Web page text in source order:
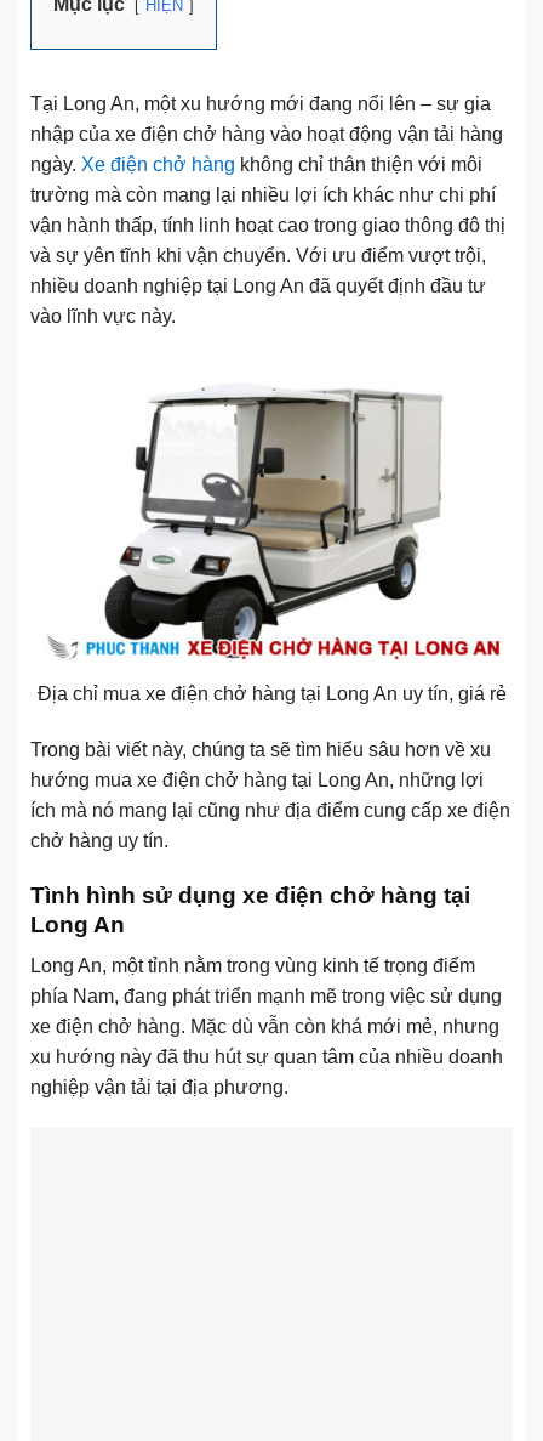
Mục lục HIỆN
Tại Long An, một xu hướng mới đang nổi lên – sự gia
nhập của xe điện chở hàng vào hoạt động vận tải hàng
ngày. Xe điện chở hàng không chỉ thân thiện với môi
trường mà còn mang lại nhiều lợi ích khác như chi phí
vận hành thấp, tính linh hoạt cao trong giao thông đô thị
và sự yên tĩnh khi vận chuyển. Với ưu điểm vượt trội,
nhiều doanh nghiệp tại Long An đã quyết định đầu tư
vào lĩnh vực này.
Địa chỉ mua xe điện chở hàng tại Long An uy tín, giá rẻ
Trong bài viết này, chúng ta sẽ tìm hiểu sâu hơn về xu
hướng mua xe điện chở hàng tại Long An, những lợi
ích mà nó mang lại cũng như địa điểm cung cấp xe điện
chở hàng uy tín.
Tình hình sử dụng xe điện chở hàng tại
Long An
Long An, một tỉnh nằm trong vùng kinh tế trọng điểm
phía Nam, đang phát triển mạnh mẽ trong việc sử dụng
xe điện chở hàng. Mặc dù vẫn còn khá mới mẻ, nhưng
xu hướng này đã thu hút sự quan tâm của nhiều doanh
nghiệp vận tải tại địa phương.